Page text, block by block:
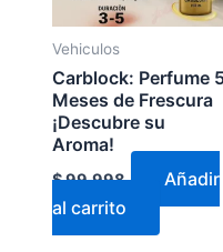
Vehiculos
Carblock: Perfume
Meses de Frescura
¡Descubre su
Aroma!
$99.998
Añadir
al carrito